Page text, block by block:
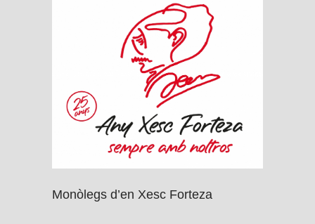
Monòlegs d’en Xesc Forteza